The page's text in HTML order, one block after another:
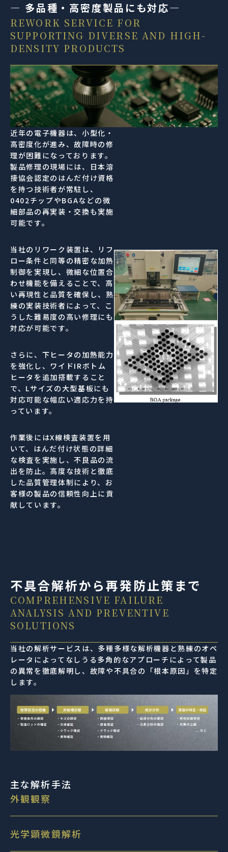
― 多品種・高密度製品にも対応―
REWORK SERVICE FOR
SUPPORTING DIVERSE AND HIGH-
DENSITY PRODUCTS
近年の電子機器は、小型化・
高密度化が進み、故障時の修
理が困難になっております。
製品修理の現場には、日本溶
接協会認定のはんだ付け資格
を持つ技術者が常駐し、
0402チップやBGAなどの微
細部品の再実装・交換も実施
可能です。
当社のリワーク装置は、リフ
ロー条件と同等の精密な加熱
制御を実現し、微細な位置合
わせ機能を備えることで、高
い再現性と品質を確保し、熟
練の実装技術者によって、こ
うした難易度の高い修理にも
対応が可能です。
さらに、下ヒータの加熱能力
を強化し、ワイドIRボトム
ヒータを追加搭載すること
で、Lサイズの大型基板にも
対応可能な幅広い適応力を持
っています。
作業後にはX線検査装置を用
いて、はんだ付け状態の詳細
な検査を実施し、不良品の流
出を防止。高度な技術と徹底
した品質管理体制により、お
客様の製品の信頼性向上に貢
献しています。
不具合解析から再発防止策まで
COMPREHENSIVE FAILURE
ANALYSIS AND PREVENTIVE
SOLUTIONS
当社の解析サービスは、多種多様な解析機器と熟練のオペ
レータによってなしうる多角的なアプローチによって製品
の異常を徹底解明し、故障や不具合の「根本原因」を特定
します。
主な解析手法
外観観察
光学顕微鏡解析